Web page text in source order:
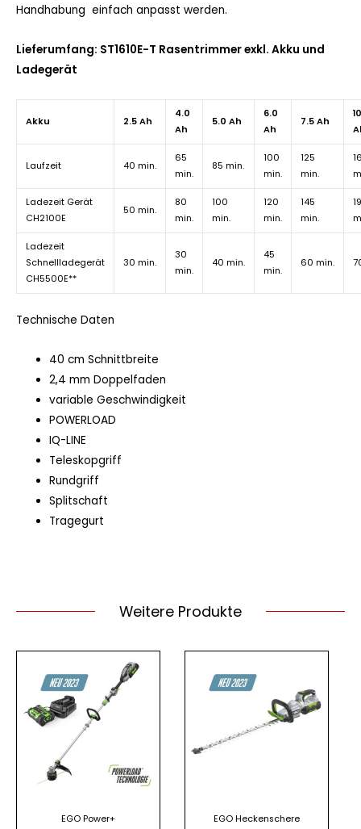
Handhabung einfach anpasst werden.
Lieferumfang: ST1610E-T Rasentrimmer exkl. Akku und
Ladegerät
Akku 2.5 Ah
4.0
Ah
5.0 Ah
6.0
Ah
7.5 Ah
Laufzeit 40 min.
65
min.
85 min.
100
min.
125
min.
Ladezeit Gerät
CH2100E
50 min.
80
min.
100
min.
120
min.
145
min.
Ladezeit
Schnellladegerät
CH5500E**
30 min.
30
min.
40 min.
45
min.
60 min.
Technische Daten
40 cm Schnittbreite
2,4 mm Doppelfaden
variable Geschwindigkeit
POWERLOAD
IQ-LINE
Teleskopgriff
Rundgriff
Splitschaft
Tragegurt
Weitere Produkte
EGO Power+
EGO Heckenschere